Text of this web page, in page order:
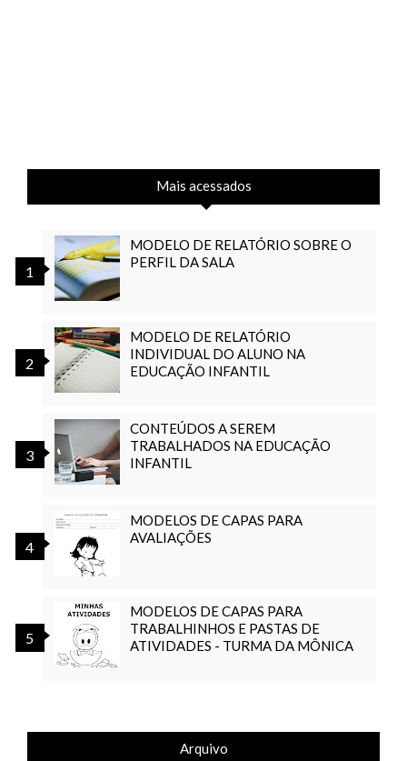
Mais acessados
MODELO DE RELATÓRIO SOBRE O
PERFIL DA SALA
MODELO DE RELATÓRIO
INDIVIDUAL DO ALUNO NA
EDUCAÇÃO INFANTIL
CONTEÚDOS A SEREM
TRABALHADOS NA EDUCAÇÃO
INFANTIL
MODELOS DE CAPAS PARA
AVALIAÇÕES
MODELOS DE CAPAS PARA
TRABALHINHOS E PASTAS DE
ATIVIDADES - TURMA DA MÔNICA
Arquivo